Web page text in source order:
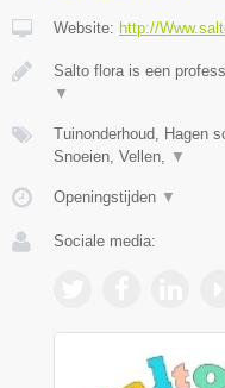
Website: http://
Salto flora is een
▼
Tuinonderhoud, Hagen
Snoeien, Vellen,
▼
Openingstijden ▼
Sociale media: